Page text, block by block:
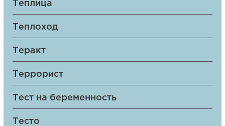
Теплица
Теплоход
Теракт
Террорист
Тест на беременность
Тесто